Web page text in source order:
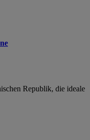
Republik, die ideale